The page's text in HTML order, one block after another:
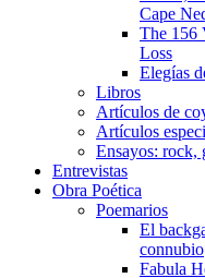
Cape
The 156
Loss
Elegías
Libros
Artículos de
Artículos
Ensayos: rock,
Entrevistas
Obra Poética
Poemarios
El
connubio
Fabula